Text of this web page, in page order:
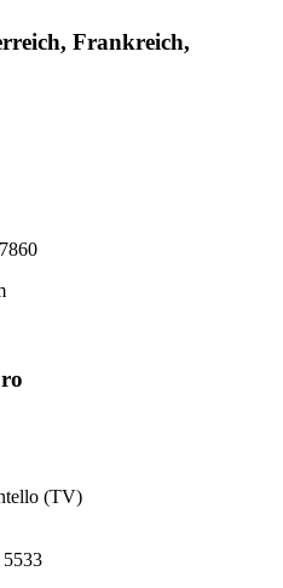
Frankreich,
(TV)